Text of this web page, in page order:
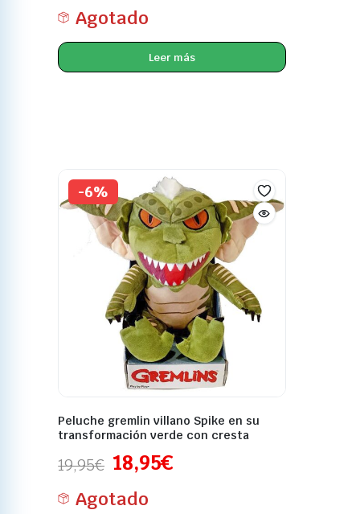
Agotado
Leer más
-6%
Peluche gremlin villano Spike en su
transformación verde con cresta
19,95€ 18,95€
Agotado